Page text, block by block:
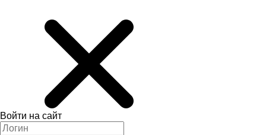
Войти на сайт